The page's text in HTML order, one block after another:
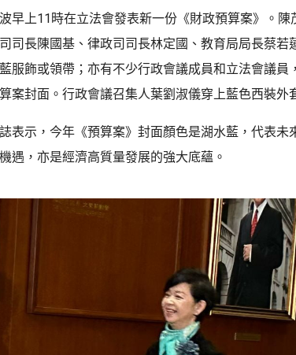
早上11時在立法會發表新一份《財政預算案》。陳
司長陳國基、律政司司長林定國、教育局局長蔡若
服飾或領帶；亦有不少行政會議成員和立法會議員
案封面。行政會議召集人葉劉淑儀穿上藍色西裝外
表示，今年《預算案》封面顏色是湖水藍，代表未
遇，亦是經濟高質量發展的強大底蘊。